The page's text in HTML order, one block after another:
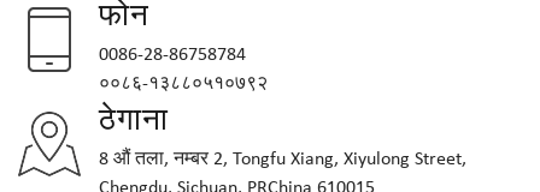
फोन
0086-28-86758784
००८६-१३८८०५१०७९२
ठेगाना
8 औं तला, नम्बर 2, Tongfu Xiang, Xiyulong Street,